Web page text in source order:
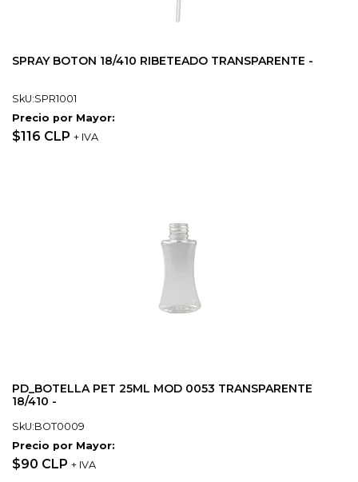
SPRAY BOTON 18/410 RIBETEADO TRANSPARENTE -
SkU:SPR1001
Precio por Mayor:
$116 CLP + IVA
PD_BOTELLA PET 25ML MOD 0053 TRANSPARENTE
18/410 -
SkU:BOT0009
Precio por Mayor:
$90 CLP + IVA